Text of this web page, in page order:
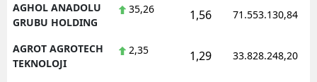
AGHOL ANADOLU
GRUBU HOLDING
35,26 1,56 71.553.130,84
AGROT AGROTECH
TEKNOLOJI
2,35 1,29 33.828.248,20